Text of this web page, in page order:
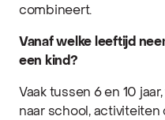
combineert.
Vanaf welke leeftijd
een kind?
Vaak tussen 6 en 10
naar school, activiteiten